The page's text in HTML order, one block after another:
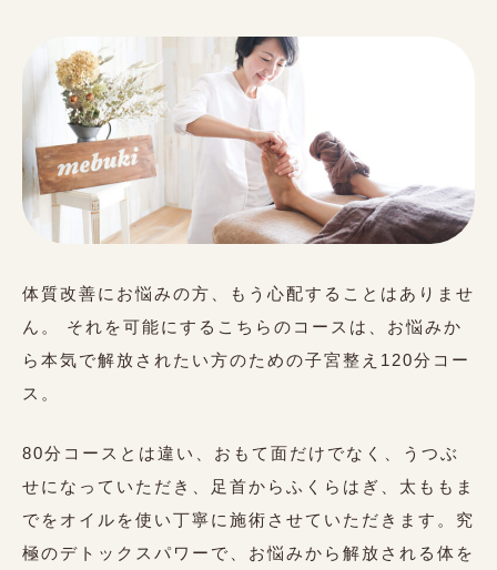
体質改善にお悩みの方、もう心配することはありませ
ん。 それを可能にするこちらのコースは、お悩みか
ら本気で解放されたい方のための子宮整え120分コー
ス。
80分コースとは違い、おもて面だけでなく、うつぶ
せになっていただき、足首からふくらはぎ、太ももま
でをオイルを使い丁寧に施術させていただきます。究
極のデトックスパワーで、お悩みから解放される体を